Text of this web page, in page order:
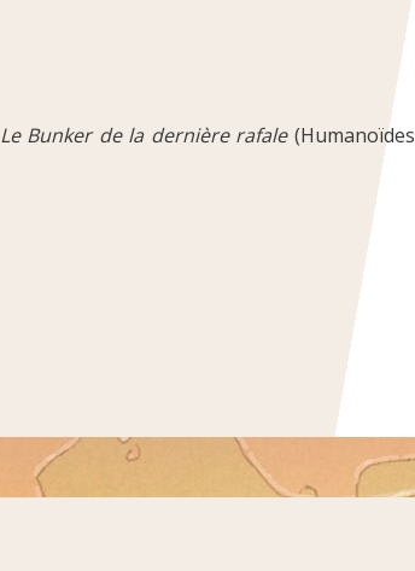
Le Bunker de la dernière rafale(Humanoïdes